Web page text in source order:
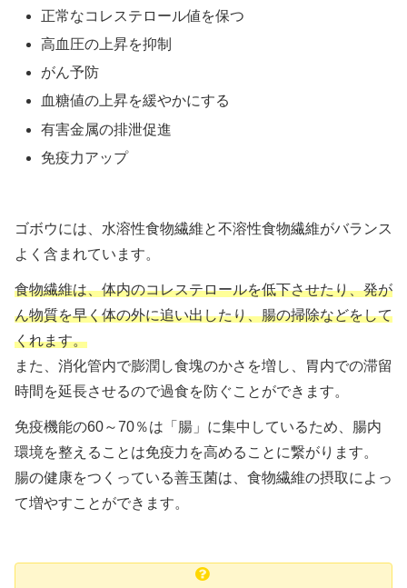
正常なコレステロール値を保つ
高血圧の上昇を抑制
がん予防
血糖値の上昇を緩やかにする
有害金属の排泄促進
免疫力アップ
ゴボウには、水溶性食物繊維と不溶性食物繊維がバランス
よく含まれています。
食物繊維は、体内のコレステロールを低下させたり、発が
ん物質を早く体の外に追い出したり、腸の掃除などをして
くれます。
また、消化管内で膨潤し食塊のかさを増し、胃内での滞留
時間を延長させるので過食を防ぐことができます。
免疫機能の60～70％は「腸」に集中しているため、腸内
環境を整えることは免疫力を高めることに繋がります。
腸の健康をつくっている善玉菌は、食物繊維の摂取によっ
て増やすことができます。